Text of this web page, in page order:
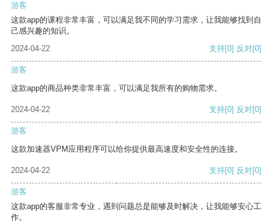
游客
这款app的课程非常丰富，可以满足我不同的学习需求，让我能够找到自
己感兴趣的知识。
2024-04-22
支持[0] 反对[0]
游客
这款app的商品种类非常丰富，可以满足我所有的购物需求。
2024-04-22 支持[0] 反对[0]
游客
这款加速器VPM应用程序可以给你提供最高速度和安全性的连接。
2024-04-22 支持[0] 反对[0]
游客
这款app的客服非常专业，遇到问题总是能够及时解决，让我能够安心工
作。